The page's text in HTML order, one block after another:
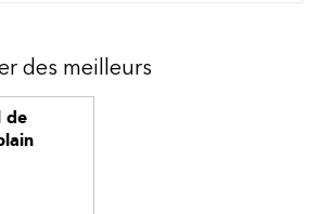
des meilleurs
de